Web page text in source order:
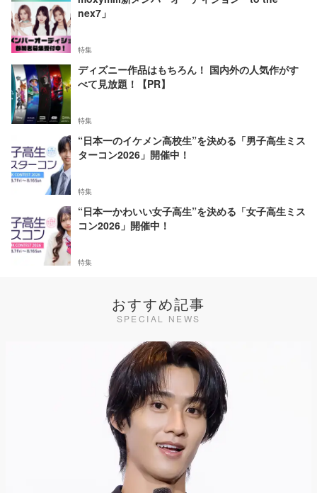
nex7」
特集
ディズニー作品はもちろん！ 国内外の人気作がす
べて見放題！【PR】
特集
“日本一のイケメン高校生”を決める「男子高生ミス
ターコン2026」開催中！
特集
“日本一かわいい女子高生”を決める「女子高生ミス
コン2026」開催中！
特集
おすすめ記事
SPECIAL NEWS